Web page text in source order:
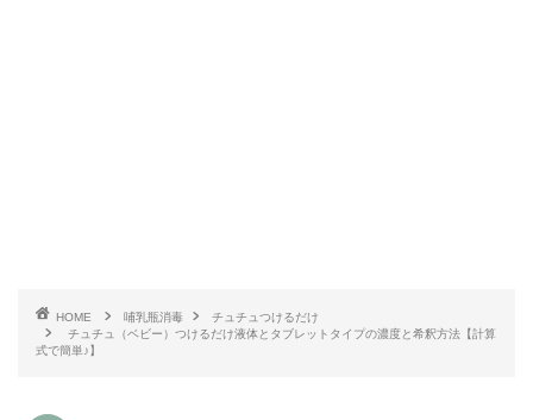
HOME 哺乳瓶消毒
チュチュつけるだけ
チュチュ（ベビー）つけるだけ液体とタブレットタイプの濃度と希釈方法【計算
式で簡単♪】